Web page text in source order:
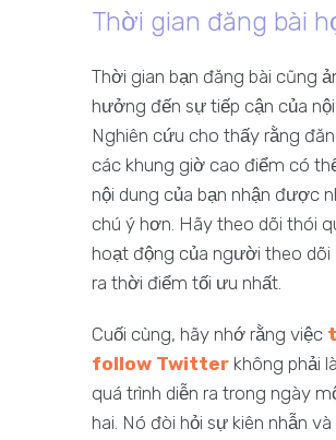
Thời gian đăng bài
Thời gian bạn đăng bài cũng
hưởng đến sự tiếp cận của
Nghiên cứu cho thấy rằng
các khung giờ cao điểm có
nội dung của bạn nhận được
chú ý hơn. Hãy theo dõi thói
hoạt động của người theo dõi
ra thời điểm tối ưu nhất.
Cuối cùng, hãy nhớ rằng việc
follow Twitter không phải
quá trình diễn ra trong ngày
hai. Nó đòi hỏi sự kiên nhẫn và